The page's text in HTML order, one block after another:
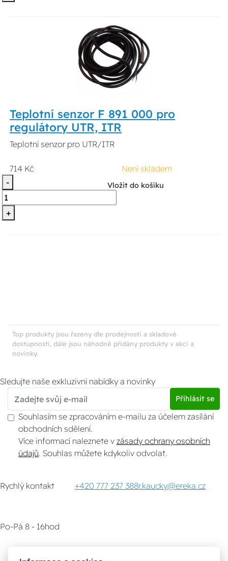
Teplotní senzor F 891 000 pro
regulátory UTR, ITR
Teplotní senzor pro UTR/ITR
714 Kč
Není skladem
-
+
Vložit do košíku
Top produkty jsou řazeny dle prodejnosti a skladové
dostupnosti, dále jsou náhodně přidány produkty v akci a
novinky.
Sledujte naše exkluzivní nabídky a novinky
Přihlásit se
Souhlasím se zpracováním e-mailu za účelem zasílání
obchodních sdělení.
Více informací naleznete v zásady ochrany osobních
údajů . Souhlas můžete kdykoliv odvolat.
Rychlý kontakt +420 777 237 388r.kaucky@ereka.cz
Po-Pá 8 - 16hod